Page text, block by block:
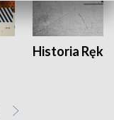
Historia Ręką